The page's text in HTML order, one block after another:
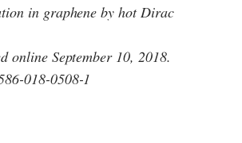
in graphene by hot Dirac
online September 10, 2018.
018-0508-1